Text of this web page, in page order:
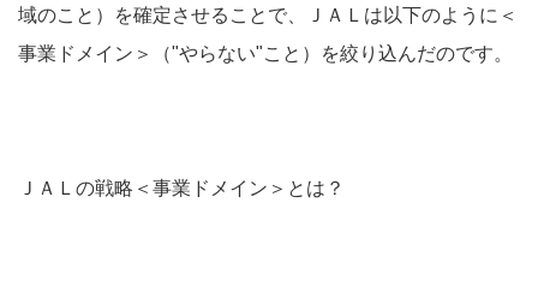
域のこと）を確定させることで、ＪＡＬは以下のように＜
事業ドメイン＞（"やらない"こと）を絞り込んだのです。
ＪＡＬの戦略＜事業ドメイン＞とは？